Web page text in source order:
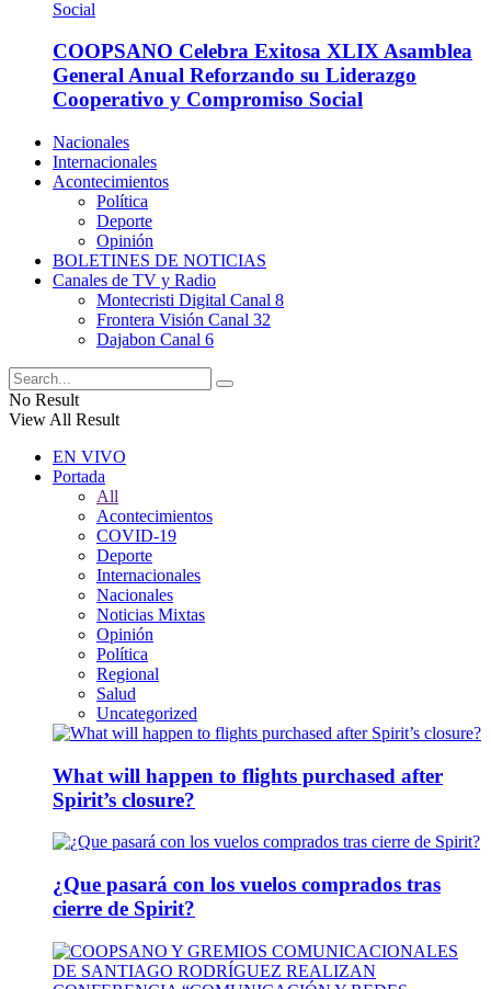
COOPSANO Celebra Exitosa XLIX Asamblea
General Anual Reforzando su Liderazgo
Cooperativo y Compromiso Social
Nacionales
Internacionales
Acontecimientos
Política
Deporte
Opinión
BOLETINES DE NOTICIAS
Canales de TV y Radio
Montecristi Digital Canal 8
Frontera Visión Canal 32
Dajabon Canal 6
No Result
View All Result
EN VIVO
Portada
All
Acontecimientos
COVID-19
Deporte
Internacionales
Nacionales
Noticias Mixtas
Opinión
Política
Regional
Salud
Uncategorized
What will happen to flights purchased after
Spirit’s closure?
¿Que pasará con los vuelos comprados tras
cierre de Spirit?